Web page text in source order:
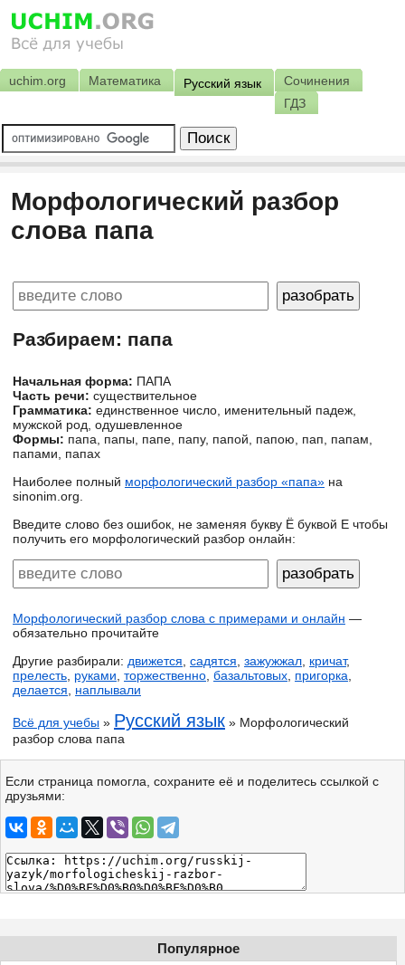
uchim.org Математика Русский язык
Сочинения
ГДЗ
Морфологический разбор
слова папа
Разбираем: папа
Начальная форма: ПАПА
Часть речи: существительное
Грамматика: единственное число, именительный падеж,
мужской род, одушевленное
Формы: папа, папы, папе, папу, папой, папою, пап, папам,
папами, папах
Наиболее полный морфологический разбор «папа» на
sinonim.org.
Введите слово без ошибок, не заменяя букву Ё буквой Е чтобы
получить его морфологический разбор онлайн:
Морфологический разбор слова с примерами и онлайн —
обязательно прочитайте
Другие разбирали: движется садятся зажужжал кричат,
прелесть руками торжественно базальтовых пригорка
делается
наплывали
Всё для учебы » Русский язык » Морфологический
разбор слова папа
Если страница помогла, сохраните её и поделитесь ссылкой с
друзьями:
Популярное